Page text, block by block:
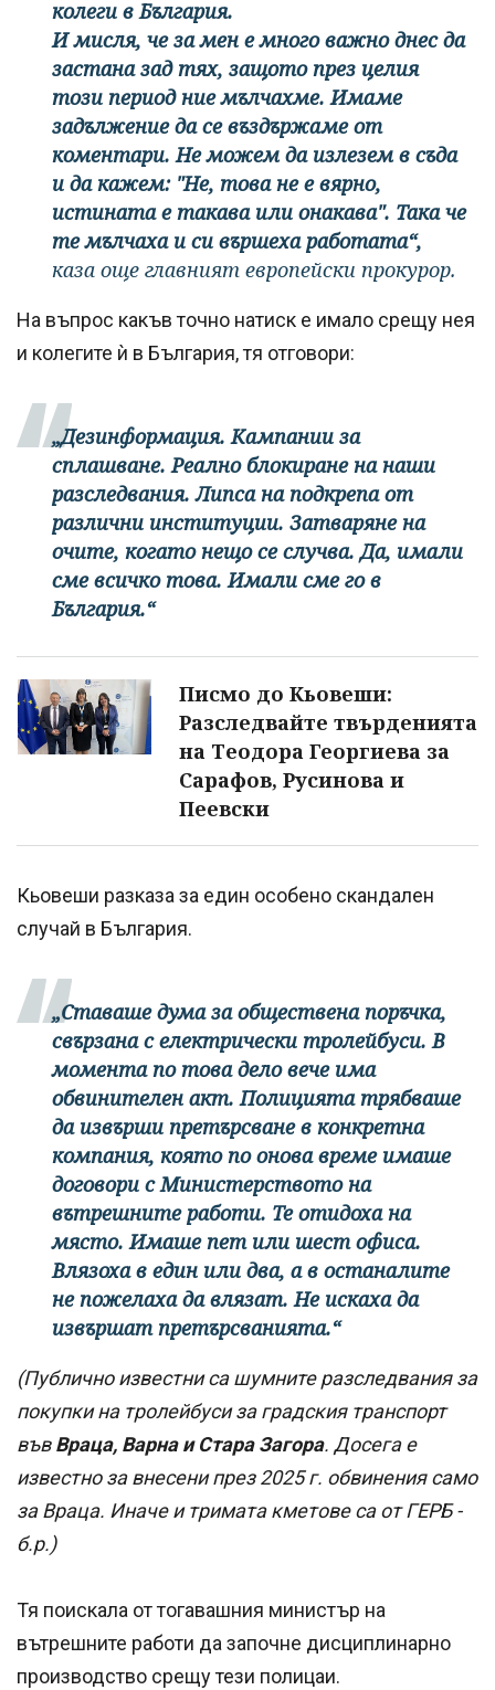
колеги в България.
И мисля, че за мен е много важно днес да
застана зад тях, защото през целия
този период ние мълчахме. Имаме
задължение да се въздържаме от
коментари. Не можем да излезем в съда
и да кажем: "Не, това не е вярно,
истината е такава или онакава". Така че
те мълчаха и си вършеха работата“,
каза още главният европейски прокурор.
На въпрос какъв точно натиск е имало срещу нея
и колегите ѝ в България, тя отговори:
„Дезинформация. Кампании за
сплашване. Реално блокиране на наши
разследвания. Липса на подкрепа от
различни институции. Затваряне на
очите, когато нещо се случва. Да, имали
сме всичко това. Имали сме го в
България.“
Писмо до Кьовеши:
Разследвайте твърденията
на Теодора Георгиева за
Сарафов, Русинова и
Пеевски
Кьовеши разказа за един особено скандален
случай в България.
„Ставаше дума за обществена поръчка,
свързана с електрически тролейбуси. В
момента по това дело вече има
обвинителен акт. Полицията трябваше
да извърши претърсване в конкретна
компания, която по онова време имаше
договори с Министерството на
вътрешните работи. Те отидоха на
място. Имаше пет или шест офиса.
Влязоха в един или два, а в останалите
не пожелаха да влязат. Не искаха да
извършат претърсванията.“
(Публично известни са шумните разследвания за
покупки на тролейбуси за градския транспорт
въвВраца, Варна и Стара Загора. Досега е
известно за внесени през 2025 г. обвинения само
за Враца. Иначе и тримата кметове са от ГЕРБ -
б.р.)
Тя поискала от тогавашния министър на
вътрешните работи да започне дисциплинарно
производство срещу тези полицаи.